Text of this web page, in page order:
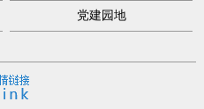
党建园地